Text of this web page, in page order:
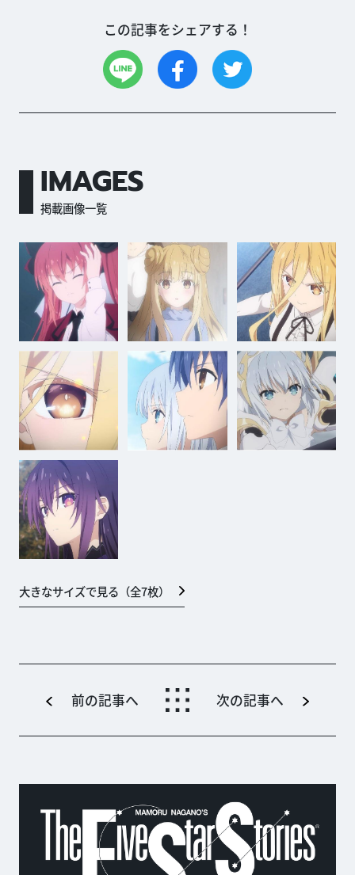
この記事をシェアする！
IMAGES
掲載画像一覧
大きなサイズで見る（全7枚）
前の記事へ 次の記事へ